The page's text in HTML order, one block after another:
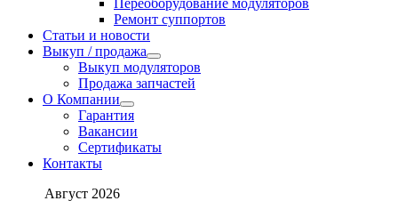
Переоборудование модуляторов
Ремонт суппортов
Статьи и новости
Выкуп / продажа
Выкуп модуляторов
Продажа запчастей
О Компании
Гарантия
Вакансии
Сертификаты
Контакты
Август 2026